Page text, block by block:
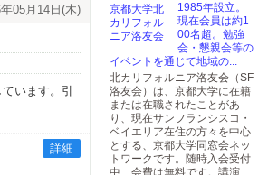
05月14日(木)
います。引
詳細
1985年設立。
現在会員は約1
00名超。勉強
会・懇親会等の
イベントを通じて地域の...
北カリフォルニア洛友会（SF
洛友会）は、京都大学に在籍
または在職されたことがあ
り、現在サンフランシスコ・
ベイエリア在住の方々を中心
とする、京都大学同窓会ネッ
トワークです。随時入会受付
中、会費は無料です。講演